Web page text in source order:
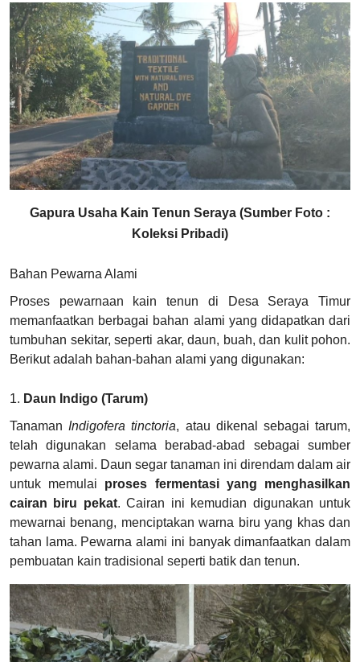
Gapura Usaha Kain Tenun Seraya (Sumber Foto :
Koleksi Pribadi)
Bahan Pewarna Alami
Proses pewarnaan kain tenun di Desa Seraya Timur
memanfaatkan berbagai bahan alami yang didapatkan dari
tumbuhan sekitar, seperti akar, daun, buah, dan kulit pohon.
Berikut adalah bahan-bahan alami yang digunakan:
1. Daun Indigo (Tarum)
Tanaman Indigofera tinctoria, atau dikenal sebagai tarum,
telah digunakan selama berabad-abad sebagai sumber
pewarna alami. Daun segar tanaman ini direndam dalam air
untuk memulai proses fermentasi yang menghasilkan
cairan biru pekat. Cairan ini kemudian digunakan untuk
mewarnai benang, menciptakan warna biru yang khas dan
tahan lama. Pewarna alami ini banyak dimanfaatkan dalam
pembuatan kain tradisional seperti batik dan tenun.